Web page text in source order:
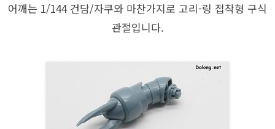
어깨는 1/144 건담/자쿠와 마찬가지로 고리-링 접착형 구식
관절입니다.